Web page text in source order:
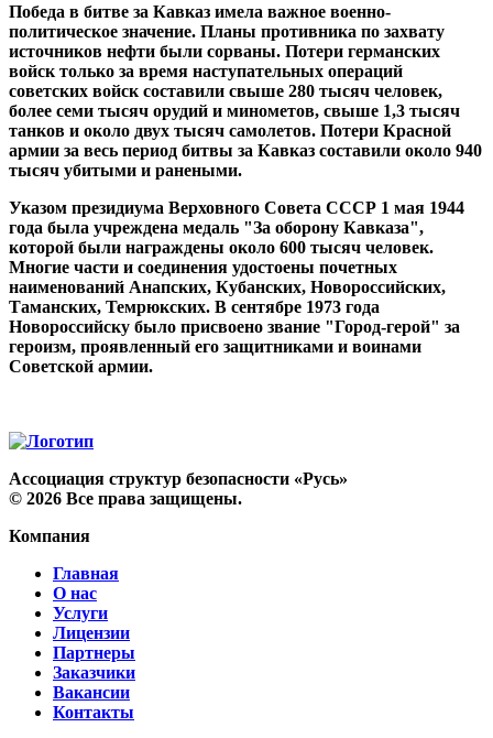
Победа в битве за Кавказ имела важное военно-
политическое значение. Планы противника по захвату
источников нефти были сорваны. Потери германских
войск только за время наступательных операций
советских войск составили свыше 280 тысяч человек,
более семи тысяч орудий и минометов, свыше 1,3 тысяч
танков и около двух тысяч самолетов. Потери Красной
армии за весь период битвы за Кавказ составили около 940
тысяч убитыми и ранеными.
Указом президиума Верховного Совета СССР 1 мая 1944
года была учреждена медаль "За оборону Кавказа",
которой были награждены около 600 тысяч человек.
Многие части и соединения удостоены почетных
наименований Анапских, Кубанских, Новороссийских,
Таманских, Темрюкских. В сентябре 1973 года
Новороссийску было присвоено звание "Город-герой" за
героизм, проявленный его защитниками и воинами
Советской армии.
Ассоциация структур безопасности «Русь»
© 2026 Все права защищены.
Компания
Главная
О нас
Услуги
Лицензии
Партнеры
Заказчики
Вакансии
Контакты